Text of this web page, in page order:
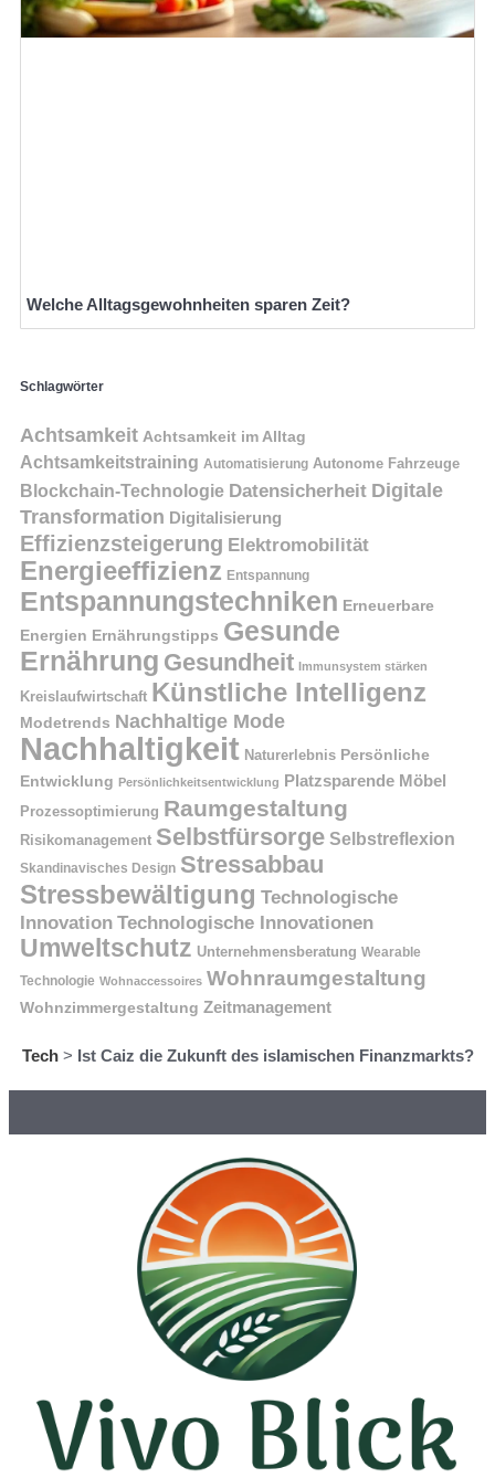
Welche Alltagsgewohnheiten sparen Zeit?
Schlagwörter
Achtsamkeit Achtsamkeit im Alltag
Achtsamkeitstraining Automatisierung Autonome Fahrzeuge
Blockchain-Technologie Datensicherheit Digitale
Transformation Digitalisierung
Effizienzsteigerung Elektromobilität
Energieeffizienz Entspannung
Entspannungstechniken Erneuerbare
Energien Ernährungstipps Gesunde
Ernährung Gesundheit Immunsystem stärken
Kreislaufwirtschaft Künstliche Intelligenz
Modetrends Nachhaltige Mode
Nachhaltigkeit Naturerlebnis Persönliche
Entwicklung Persönlichkeitsentwicklung Platzsparende Möbel
Prozessoptimierung Raumgestaltung
Risikomanagement Selbstfürsorge Selbstreflexion
Skandinavisches Design Stressabbau
Stressbewältigung Technologische
Innovation Technologische Innovationen
Umweltschutz Unternehmensberatung Wearable
Technologie Wohnaccessoires Wohnraumgestaltung
Wohnzimmergestaltung Zeitmanagement
Tech> Ist Caiz die Zukunft des islamischen Finanzmarkts?